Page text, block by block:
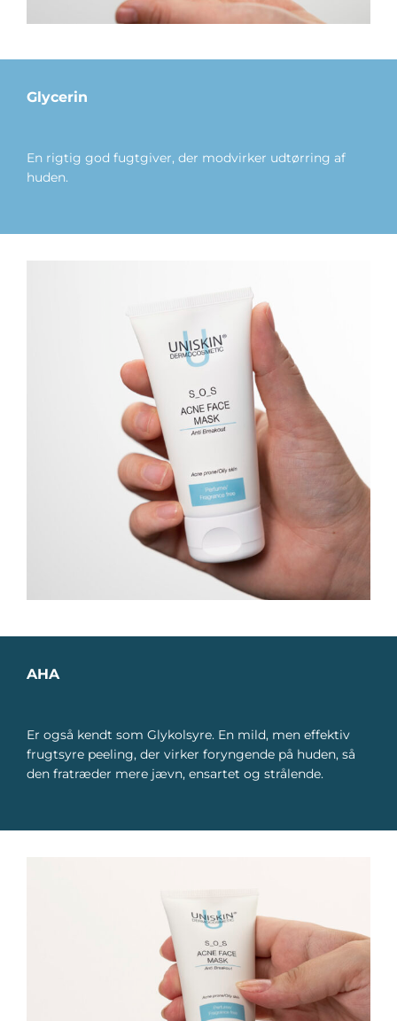
Glycerin
En rigtig god fugtgiver, der modvirker udtørring af
huden.
AHA
Er også kendt som Glykolsyre. En mild, men effektiv
frugtsyre peeling, der virker foryngende på huden, så
den fratræder mere jævn, ensartet og strålende.